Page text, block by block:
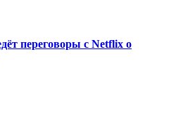
переговоры с Netflix о